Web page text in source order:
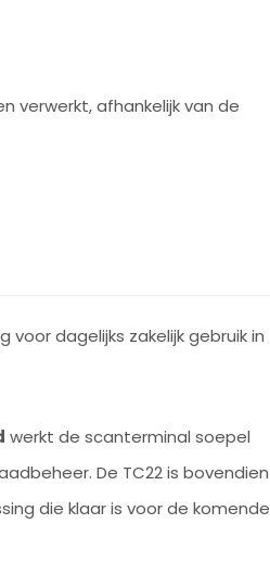
verwerkt, afhankelijk van de
dagelijks zakelijk gebruik in
werkt de scanterminal soepel
De TC22 is bovendien
die klaar is voor de komende